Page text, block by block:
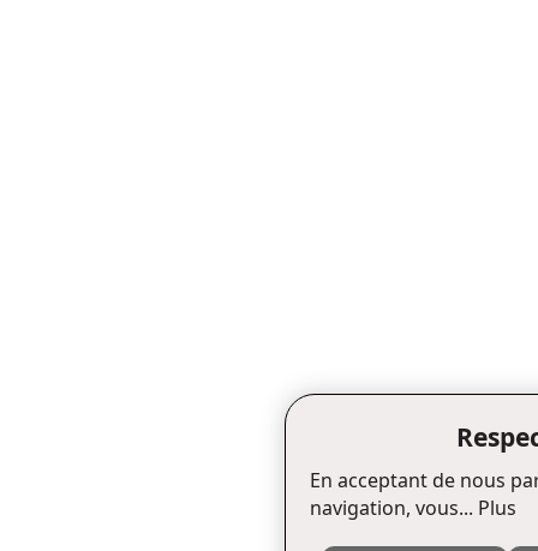
En acceptant de nous
navigation, vous... Plus